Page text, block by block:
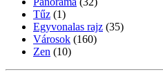
Tűz (1)
Egyvonalas rajz (35)
Városok (160)
Zen (10)